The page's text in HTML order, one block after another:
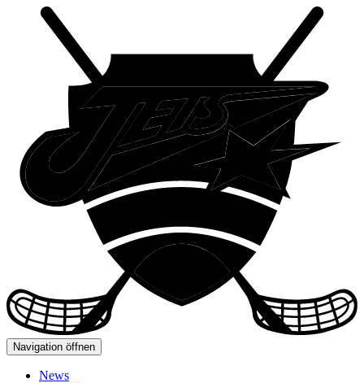
Navigation öffnen
News